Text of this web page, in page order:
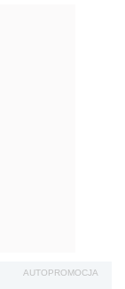
AUTOPROMOCJA